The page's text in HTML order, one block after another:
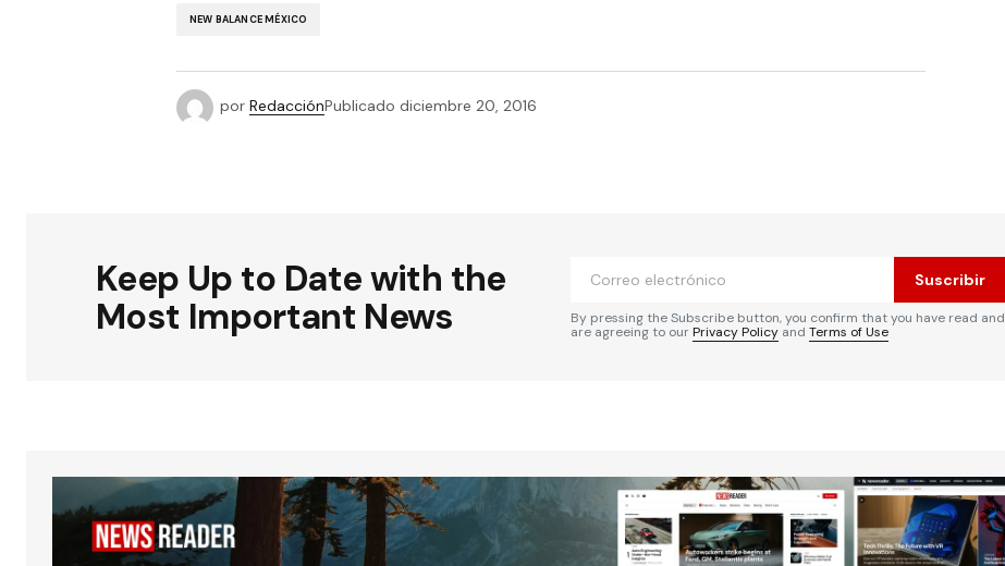
NEW BALANCE MÉXICO
por RedacciónPublicado diciembre 20, 2016
Keep Up to Date with the
Most Important News
Suscribir
By pressing the Subscribe button, you confirm that you have read and
are agreeing to ourPrivacy Policy and Terms of Use